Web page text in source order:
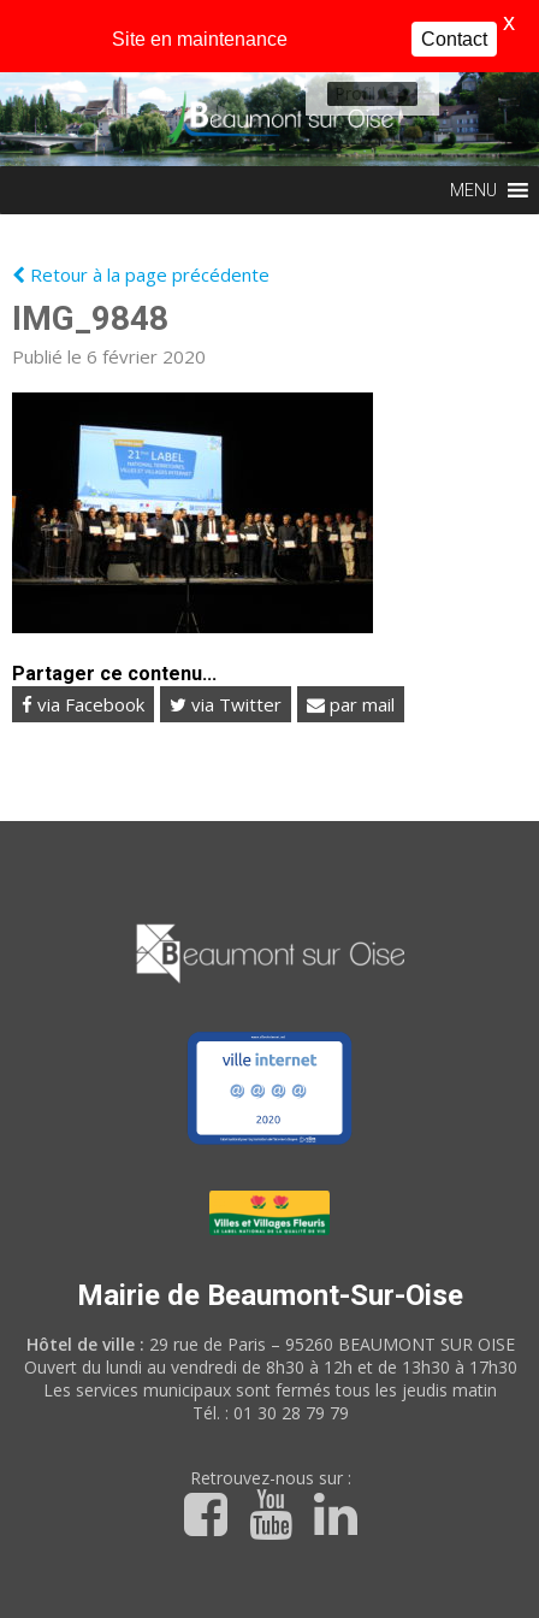
Profil
MENU
Retour à la page précédente
IMG_9848
Publié le 6 février 2020
Partager ce contenu...
via Facebook via Twitter par mail
Mairie de Beaumont-Sur-Oise
Hôtel de ville : 29 rue de Paris – 95260 BEAUMONT SUR OISE
Ouvert du lundi au vendredi de 8h30 à 12h et de 13h30 à 17h30
Les services municipaux sont fermés tous les jeudis matin
Tél. : 01 30 28 79 79
Retrouvez-nous sur :
Site en maintenance Contact
X